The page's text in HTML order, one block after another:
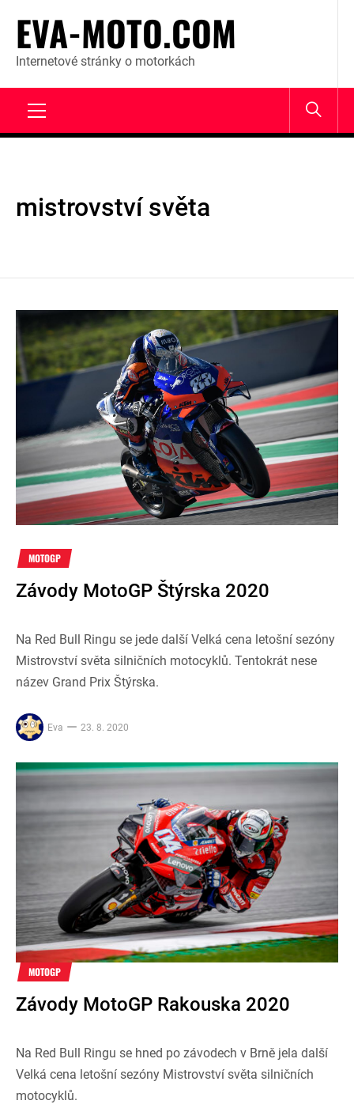
content
EVA-MOTO.COM
Internetové stránky o motorkách
mistrovství světa
MOTOGP
Závody MotoGP Štýrska 2020
Na Red Bull Ringu se jede další Velká cena letošní sezóny
Mistrovství světa silničních motocyklů. Tentokrát nese
název Grand Prix Štýrska.
Eva 23. 8. 2020
MOTOGP
Závody MotoGP Rakouska 2020
Na Red Bull Ringu se hned po závodech v Brně jela další
Velká cena letošní sezóny Mistrovství světa silničních
motocyklů.